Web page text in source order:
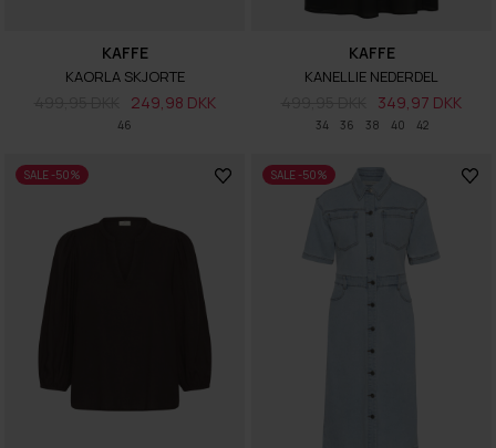
46
KAFFE
KAORLA SKJORTE
249,98 DKK
34 36 38 40 42
KAFFE
KANELLIE NEDERDEL
349,97 DKK
SALE -50% SALE -50%